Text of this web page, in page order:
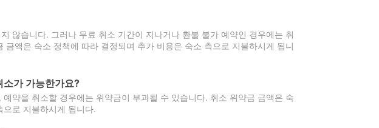
않습니다. 그러나 무료 취소 기간이 지나거나 환불 불가 예약인 경우에는 취
금액은 숙소 정책에 따라 결정되며 추가 비용은 숙소 측으로 지불하시게 됩니
소가 가능한가요?
약을 취소할 경우에는 위약금이 부과될 수 있습니다. 취소 위약금 금액은 숙
로 지불하시게 됩니다.